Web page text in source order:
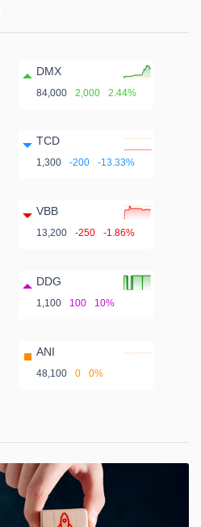
DMX
84,000 2,000 2.44%
TCD
1,300 -200 -13.33%
VBB
13,200 -250 -1.86%
DDG
1,100 100 10%
ANI
48,100 0 0%